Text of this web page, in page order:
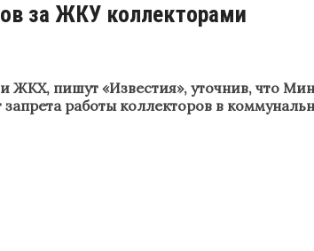
за ЖКУ коллекторами
ЖКХ, пишут «Известия», уточнив, что
работы коллекторов в